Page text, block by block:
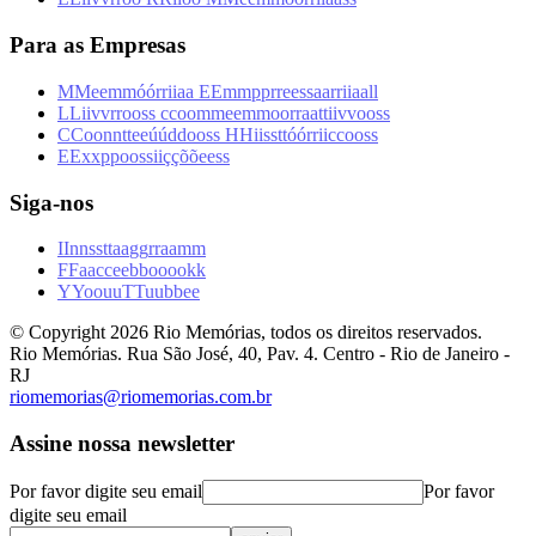
Para as Empresas
MMeemmóórriiaa EEmmpprreessaarriiaall
LLiivvrrooss ccoommeemmoorraattiivvooss
CCoonntteeúúddooss HHiissttóórriiccooss
EExxppoossiiççõõeess
Siga-nos
IInnssttaaggrraamm
FFaacceebbooookk
YYoouuTTuubbee
© Copyright 2026 Rio Memórias, todos os direitos reservados.
Rio Memórias. Rua São José, 40, Pav. 4. Centro - Rio de Janeiro -
RJ
riomemorias@riomemorias.com.br
Assine nossa newsletter
Por favor digite seu email
Por favor
digite seu email